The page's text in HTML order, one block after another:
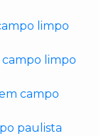
limpo
limpo
campo
paulista